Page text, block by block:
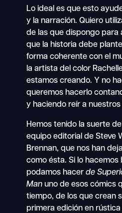
Lo ideal es que esto
y la narración. Quiero
de las que dispongo para
que la historia debe
forma coherente con el
la artista del color
estamos creando. Y no
queremos hacerlo
y haciendo reír a
Hemos tenido la suerte
equipo editorial de Steve
Brennan, que nos han
como ésta. Si lo hacemos
podamos hacer de
Manuno de esos cómics
tiempo, de los que crean
primera edición en rústica